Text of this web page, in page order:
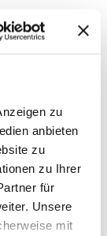
zu
anbieten
zu
zu Ihrer
für
Unsere
mit